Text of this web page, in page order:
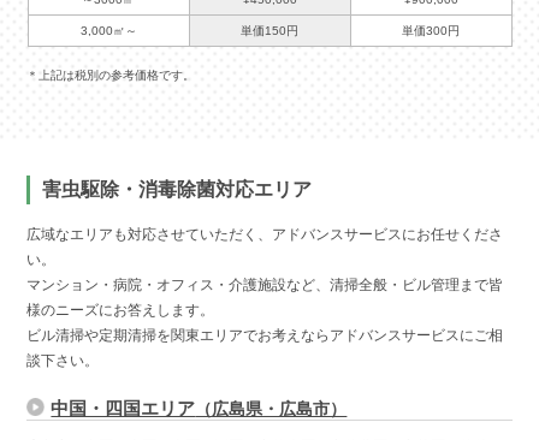
3,000㎡～ 単価150円 単価300円
＊上記は税別の参考価格です。
害虫駆除・消毒除菌対応エリア
広域なエリアも対応させていただく、アドバンスサービスにお任せくださ
い。
マンション・病院・オフィス・介護施設など、清掃全般・ビル管理まで皆
様のニーズにお答えします。
ビル清掃や定期清掃を関東エリアでお考えならアドバンスサービスにご相
談下さい。
中国・四国エリア （広島県・広島市）